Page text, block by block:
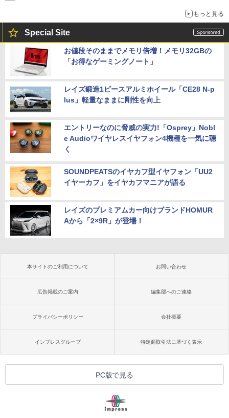
もっと見る
Special Site
お値段そのままでメモリ倍増！メモリ32GBの
「お得なゲーミングノート」
レイズ鍛造1ピースアルミホイール「CE28 N-p
lus」軽量なままに剛性を向上
エントリーなのに脅威の実力!「Osprey」Nobl
e Audioワイヤレスイヤフォン4機種を一気に聴
く
SOUNDPEATSのイヤカフ型イヤフォン「UU2
イヤーカフ」をイヤカフマニアが語る
レイズのプレミアムカー向けブランドHOMUR
Aから「2×9R」が登場！
本サイトのご利用について お問い合わせ
広告掲載のご案内 編集部へのご連絡
プライバシーポリシー 会社概要
インプレスグループ 特定商取引法に基づく表示
PC版で見る